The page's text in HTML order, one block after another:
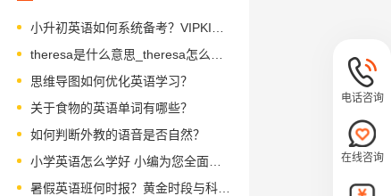
思维导图如何优化英语学习？
关于食物的英语单词有哪些？
如何判断外教的语音是否自然？
小学英语怎么学好 小编为您全面解析
暑假英语班何时报？黄金时段与科学规划解析
电话咨询
在线咨询